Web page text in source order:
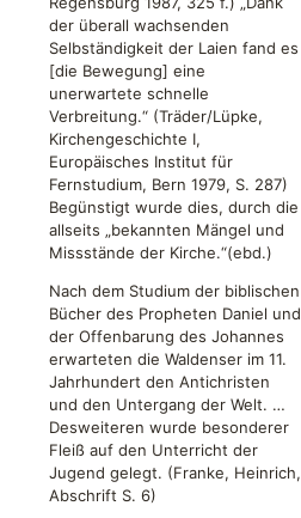
der überall wachsenden
Selbständigkeit der Laien fand es
[die Bewegung] eine
unerwartete schnelle
Verbreitung.“ (Träder/Lüpke,
Kirchengeschichte I,
Europäisches Institut für
Fernstudium, Bern 1979, S. 287)
Begünstigt wurde dies, durch die
allseits „bekannten Mängel und
Missstände der Kirche.“(ebd.)
Nach dem Studium der biblischen
Bücher des Propheten Daniel und
der Offenbarung des Johannes
erwarteten die Waldenser im 11.
Jahrhundert den Antichristen
und den Untergang der Welt. …
Desweiteren wurde besonderer
Fleiß auf den Unterricht der
Jugend gelegt. (Franke, Heinrich,
Abschrift S. 6)